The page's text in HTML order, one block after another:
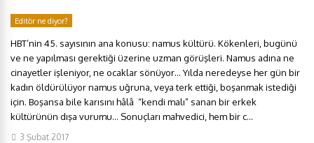
Editör ne diyor?
HBT’nin 45. sayısının ana konusu: namus kültürü. Kökenleri, bugünü
ve ne yapılması gerektiği üzerine uzman görüşleri. Namus adına ne
cinayetler işleniyor, ne ocaklar sönüyor… Yılda neredeyse her gün bir
kadın öldürülüyor namus uğruna, veya terk ettiği, boşanmak istediği
için. Boşansa bile karısını hâlâ “kendi malı” sanan bir erkek
kültürünün dışa vurumu… Sonuçları mahvedici, hem bir c...
3 Şubat 2017